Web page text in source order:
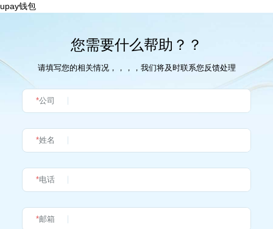
upay钱包
您需要什么帮助？？
请填写您的相关情况，，，，我们将及时联系您反馈处理
*公司
*姓名
*电话
*邮箱